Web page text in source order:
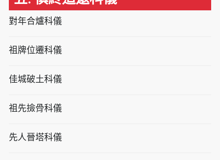
對年合爐科儀
祖牌位遷科儀
佳城破土科儀
祖先撿骨科儀
先人晉塔科儀